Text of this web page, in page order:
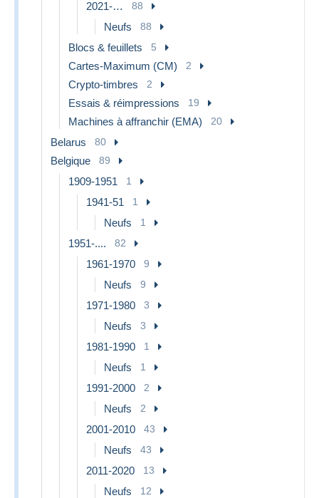
2021-… 88
Neufs 88
Blocs & feuillets 5
Cartes-Maximum (CM) 2
Crypto-timbres 2
Essais & réimpressions 19
Machines à affranchir (EMA) 20
Belarus 80
Belgique 89
1909-1951 1
1941-51 1
Neufs 1
1951-.... 82
1961-1970 9
Neufs 9
1971-1980 3
Neufs 3
1981-1990 1
Neufs 1
1991-2000 2
Neufs 2
2001-2010 43
Neufs 43
2011-2020 13
Neufs 12